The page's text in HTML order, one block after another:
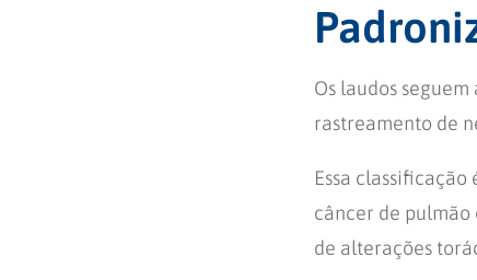
Os laudos
rastreamento de
Essa
câncer de
de alterações